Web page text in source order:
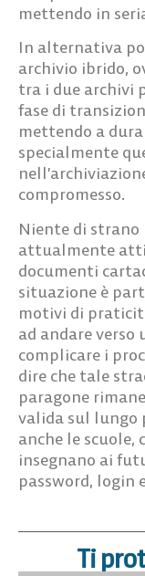
mettendo in
In alternativa
archivio ibrido,
tra i due archivi
fase di
mettendo a
specialmente
compromesso.
Niente di
attualmente
documenti
situazione è
motivi di
ad andare verso
complicare i
dire che tale
paragone
valida sul lungo
anche le scuole,
insegnano ai
password, login
Ti